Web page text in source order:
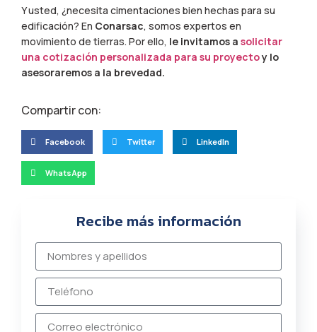
Y usted, ¿necesita cimentaciones bien hechas para su
edificación? En Conarsac, somos expertos en
movimiento de tierras. Por ello, le invitamos a solicitar
una cotización personalizada para su proyectoy lo
asesoraremos a la brevedad.
Compartir con:
Facebook Twitter LinkedIn
WhatsApp
Recibe más información